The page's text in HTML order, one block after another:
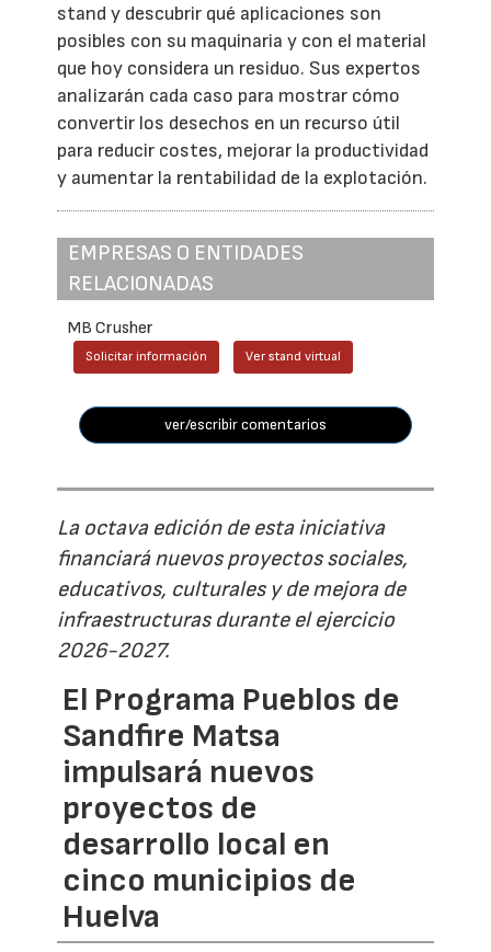
stand y descubrir qué aplicaciones son
posibles con su maquinaria y con el material
que hoy considera un residuo. Sus expertos
analizarán cada caso para mostrar cómo
convertir los desechos en un recurso útil
para reducir costes, mejorar la productividad
y aumentar la rentabilidad de la explotación.
EMPRESAS O ENTIDADES
RELACIONADAS
MB Crusher
Solicitar información Ver stand virtual
ver/escribir comentarios
La octava edición de esta iniciativa
financiará nuevos proyectos sociales,
educativos, culturales y de mejora de
infraestructuras durante el ejercicio
2026-2027.
El Programa Pueblos de
Sandfire Matsa
impulsará nuevos
proyectos de
desarrollo local en
cinco municipios de
Huelva